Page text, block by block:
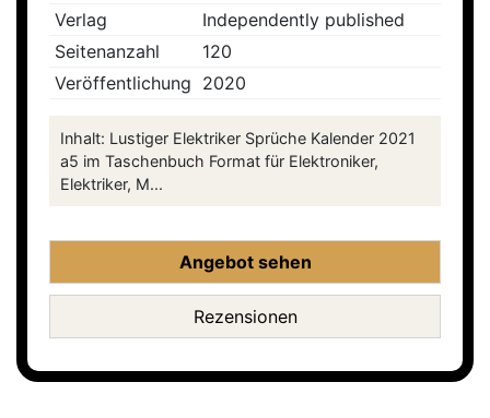
Verlag
Independently published
Seitenanzahl
120
Veröffentlichung 2020
Inhalt: Lustiger Elektriker Sprüche Kalender 2021
a5 im Taschenbuch Format für Elektroniker,
Elektriker, M...
Angebot sehen
Rezensionen